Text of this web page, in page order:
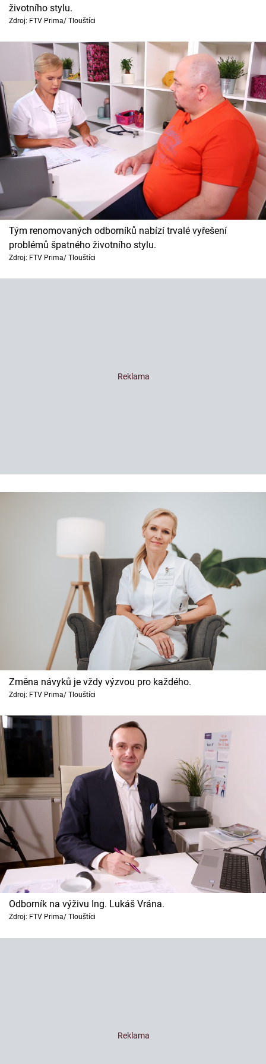
Filmový festival Karlovy Vary
Pořady
Mámy sobě
Přihlášení
Sledujte nás
životního stylu.
Zdroj: FTV Prima/ Tlouštíci
Tým renomovaných odborníků nabízí trvalé vyřešení
problémů špatného životního stylu.
Zdroj: FTV Prima/ Tlouštíci
Změna návyků je vždy výzvou pro každého.
Zdroj: FTV Prima/ Tlouštíci
Odborník na výživu Ing. Lukáš Vrána.
Zdroj: FTV Prima/ Tlouštíci